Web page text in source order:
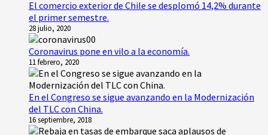
El comercio exterior de Chile se desplomó 14,2% durante
el primer semestre.
28 julio, 2020
Coronavirus pone en vilo a la economía.
11 febrero, 2020
En el Congreso se sigue avanzando en la Modernización
del TLC con China.
16 septiembre, 2018